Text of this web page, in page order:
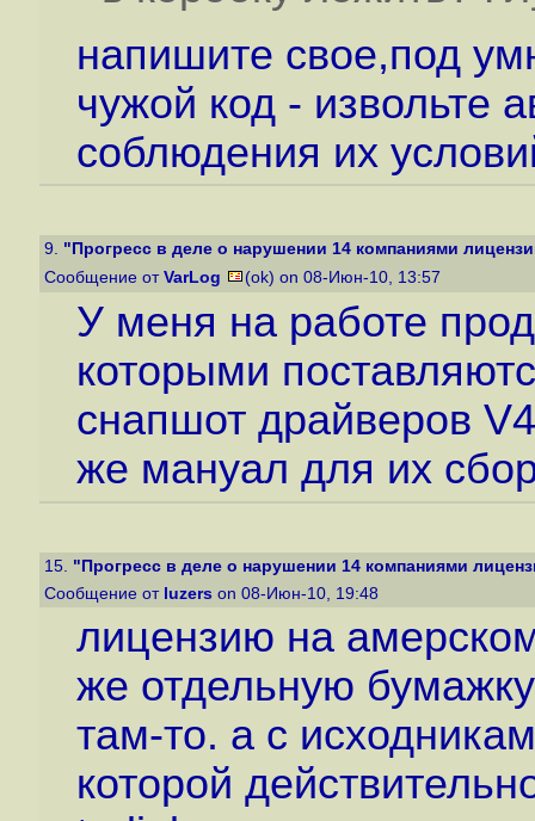
напишите свое,под
чужой код - извольте
соблюдения их
9. "Прогресс в деле о нарушении 14 компаниями
Сообщение от VarLog (ok) on 08-Июн-10, 13:57
У меня на работе
которыми
снапшот драйверов
же мануал для их
15. "Прогресс в деле о нарушении 14 компаниями
Сообщение от luzers on 08-Июн-10, 19:48
лицензию на
же отдельную
там-то. а с
которой